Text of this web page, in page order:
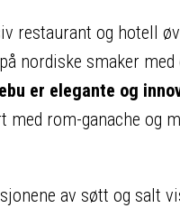
restaurant og hotell
nordiske smaker
er elegante og
med rom-ganache og
av søtt og salt